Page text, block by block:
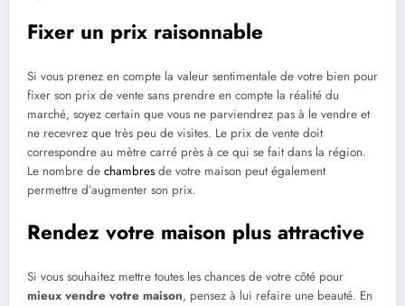
Fixer un prix raisonnable
Si vous prenez en compte la valeur sentimentale de votre bien pour
fixer son prix de vente sans prendre en compte la réalité du
marché, soyez certain que vous ne parviendrez pas à le vendre et
ne recevrez que très peu de visites. Le prix de vente doit
correspondre au mètre carré près à ce qui se fait dans la région.
Le nombre de chambres de votre maison peut également
permettre d’augmenter son prix.
Rendez votre maison plus attractive
Si vous souhaitez mettre toutes les chances de votre côté pour
mieux vendre votre maison, pensez à lui refaire une beauté. En